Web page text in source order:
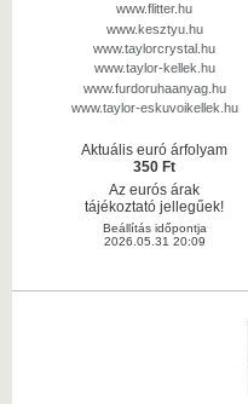
www.flitter.hu
www.kesztyu.hu
www.taylorcrystal.hu
www.taylor-kellek.hu
www.furdoruhaanyag.hu
www.taylor-eskuvoikellek.hu
Aktuális euró árfolyam
350 Ft
Az eurós árak
tájékoztató jellegűek!
Beállítás időpontja
2026.05.31 20:09